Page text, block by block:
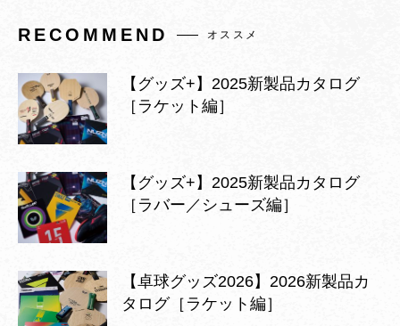
RECOMMEND オススメ
【グッズ+】2025新製品カタログ
［ラケット編］
【グッズ+】2025新製品カタログ
［ラバー／シューズ編］
【卓球グッズ2026】2026新製品カ
タログ［ラケット編］